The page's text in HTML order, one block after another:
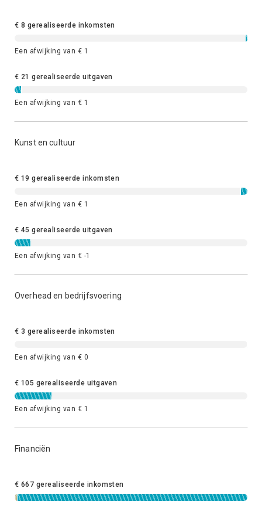
€ 8 gerealiseerde inkomsten
Een afwijking van € 1
€ 21 gerealiseerde uitgaven
Een afwijking van € 1
Kunst en cultuur
€ 19 gerealiseerde inkomsten
Een afwijking van € 1
€ 45 gerealiseerde uitgaven
Een afwijking van € -1
Overhead en bedrijfsvoering
€ 3 gerealiseerde inkomsten
Een afwijking van € 0
€ 105 gerealiseerde uitgaven
Een afwijking van € 1
Financiën
€ 667 gerealiseerde inkomsten